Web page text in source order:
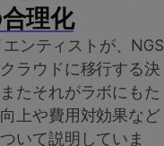
理化
ンティストが、NGS
ラウドに移行する決
たそれがラボにもた
上や費用対効果など
いて説明していま